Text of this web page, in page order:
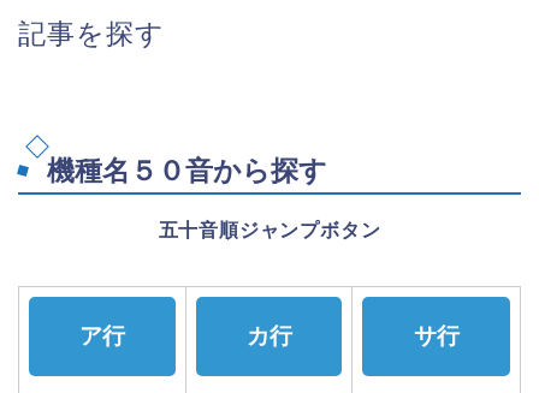
記事を探す
機種名５０音から探す
五十音順ジャンプボタン
ア行 カ行 サ行